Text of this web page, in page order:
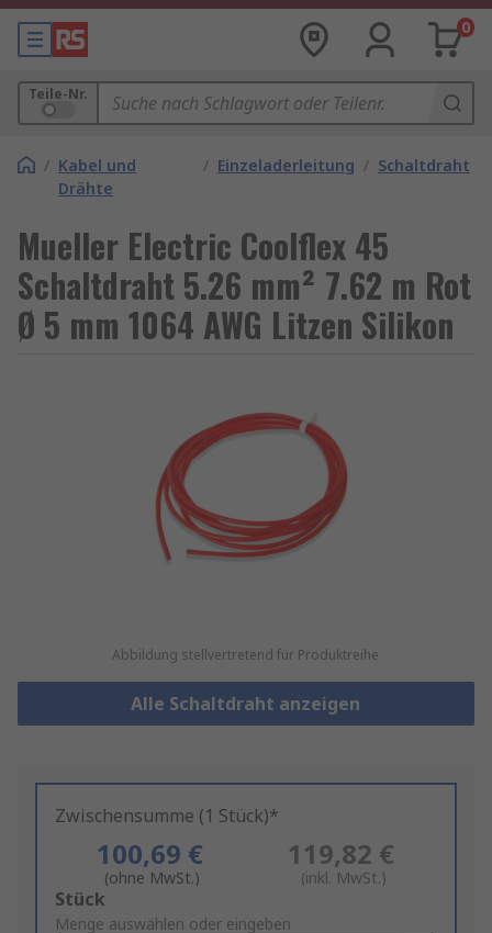
0
Teile-Nr.
/ Kabel und
Drähte
/ Einzeladerleitung / Schaltdraht
Mueller Electric Coolflex 45
Schaltdraht 5.26 mm² 7.62 m Rot
Ø 5 mm 1064 AWG Litzen Silikon
Abbildung stellvertretend für Produktreihe
Alle Schaltdraht anzeigen
Zwischensumme (1 Stück)*
100,69 €
(ohne MwSt.)
119,82 €
(inkl. MwSt.)
Add
to
Stück
Menge auswählen oder eingeben